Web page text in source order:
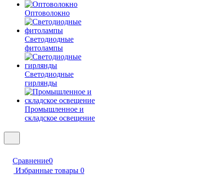
Оптоволокно
Светодиодные
фитолампы
Светодиодные
гирлянды
Промышленное и
складское освещение
Сравнение0
Избранные товары 0